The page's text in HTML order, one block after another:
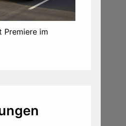
Premiere im